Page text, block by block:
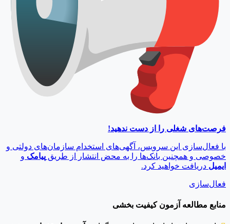
فرصت‌های شغلی را از دست ندهید!
با فعال‌سازی این سرویس، آگهی‌های استخدام سازمان‌های دولتی و
خصوصی و همچنین بانک‌ها را به محض انتشار از طریق پیامک و
ایمیل دریافت خواهید کرد.
فعال‌سازی
منابع مطالعه آزمون کیفیت بخشی